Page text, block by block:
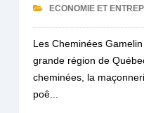
ECONOMIE ET
Les Cheminées
grande région de
cheminées, la
poê...